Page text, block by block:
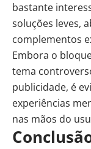
bastante
soluções leves,
complementos
Embora o
tema
publicidade, é
experiências
nas mãos do